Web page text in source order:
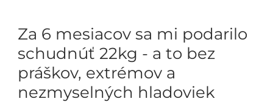
Za 6 mesiacov sa mi podarilo
schudnúť 22kg - a to bez
práškov, extrémov a
nezmyselných hladoviek